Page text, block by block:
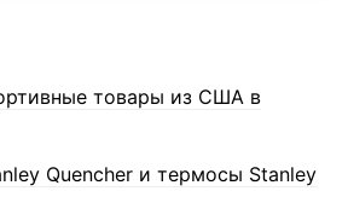
товары из США в
Quencher и термосы Stanley